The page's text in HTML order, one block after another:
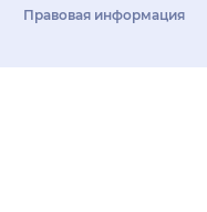
Правовая информация